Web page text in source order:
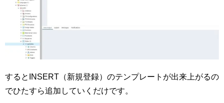
するとINSERT（新規登録）のテンプレートが出来上がるの
でひたすら追加していくだけです。